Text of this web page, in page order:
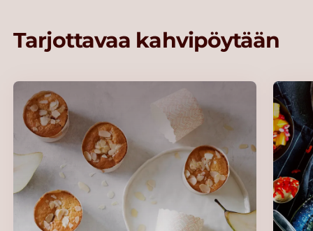
Tarjottavaa kahvipöytään